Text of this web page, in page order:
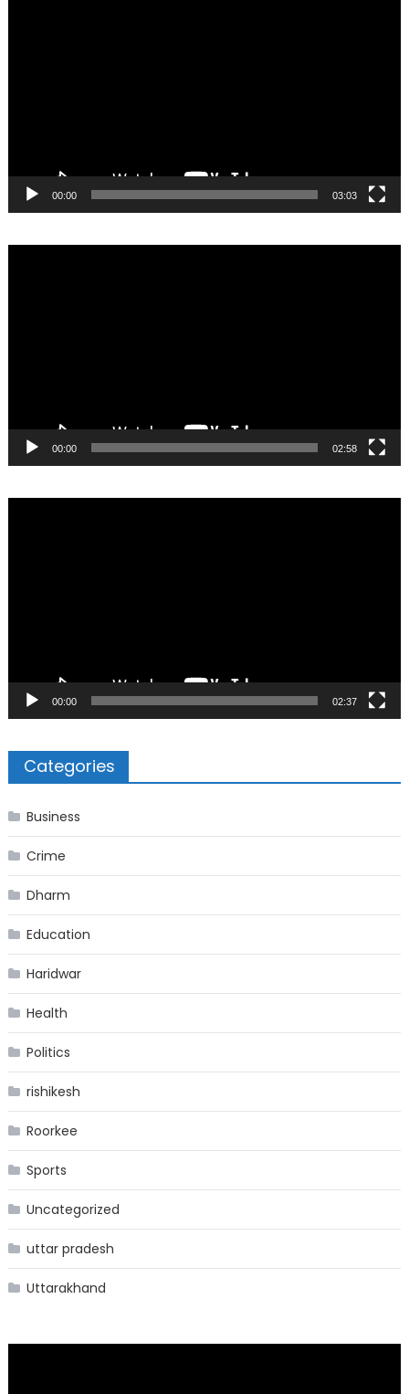
00:00 03:03
00:00 02:58
00:00 02:37
Categories
Business
Crime
Dharm
Education
Haridwar
Health
Politics
rishikesh
Roorkee
Sports
Uncategorized
uttar pradesh
Uttarakhand